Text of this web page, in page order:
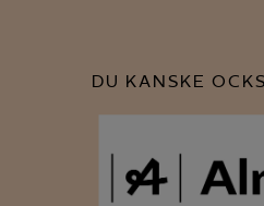
DU KANSKE